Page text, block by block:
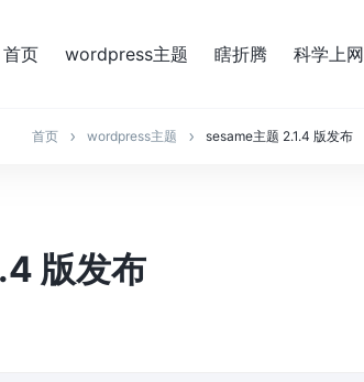
首页 wordpress主题 瞎折腾 科学上网
首页 wordpress主题 sesame主题 2.1.4 版发布
版发布